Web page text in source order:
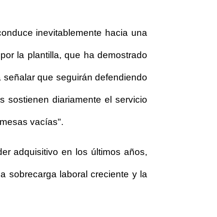
inevitablemente hacia una
la plantilla, que ha demostrado
que seguirán defendiendo
sostienen diariamente el servicio
vacías".
adquisitivo en los últimos años,
sobrecarga laboral creciente y la